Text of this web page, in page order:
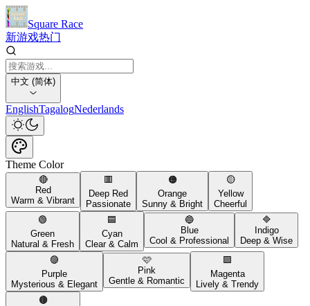
Square Race
新游戏热门
中文 (简体)
EnglishTagalogNederlands
Theme Color
🔴
Red
Warm & Vibrant
🟥
Deep Red
Passionate
🟠
Orange
Sunny & Bright
🟡
Yellow
Cheerful
🟢
Green
Natural & Fresh
🟦
Cyan
Clear & Calm
🔵
Blue
Cool & Professional
🔷
Indigo
Deep & Wise
🟣
Purple
Mysterious & Elegant
🩷
Pink
Gentle & Romantic
🟪
Magenta
Lively & Trendy
🟤